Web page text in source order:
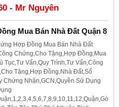
- Mr Nguyên
Mua Bán Nhà Đất Quận 8
Hợp Đồng Mua Bán Nhà Đất
Chứng,Cho Tặng,Hợp Đồng,Mua
Tục,Tư Vấn,Quy Trình,Tư Vấn,Công
Tặng,Hợp Đồng,Nhà Đất,Sổ
Chứng Nhận,GCN,Quyền Sử Dụng